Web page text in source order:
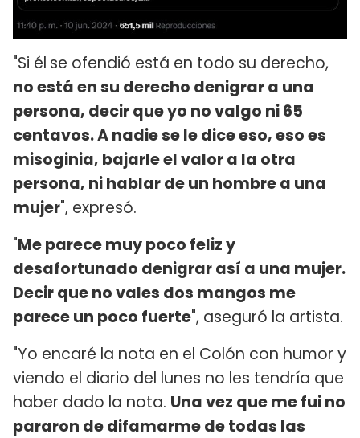
"Si él se ofendió está en todo su derecho,
no está en su derecho denigrar a una
persona, decir que yo no valgo ni 65
centavos. A nadie se le dice eso, eso es
misoginia, bajarle el valor a la otra
persona, ni hablar de un hombre a una
mujer", expresó.
"Me parece muy poco feliz y
desafortunado denigrar así a una mujer.
Decir que no vales dos mangos me
parece un poco fuerte", aseguró la artista.
"Yo encaré la nota en el Colón con humor y
viendo el diario del lunes no les tendría que
haber dado la nota. Una vez que me fui no
pararon de difamarme de todas las